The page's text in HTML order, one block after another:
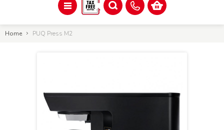
Home PUQ Press M2